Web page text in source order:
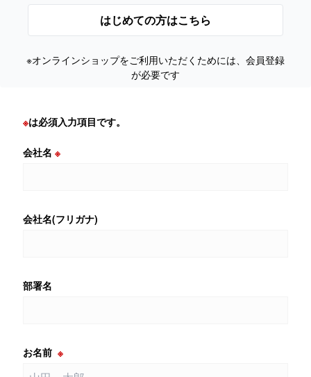
はじめての方はこちら
※オンラインショップをご利用いただくためには、会員登録
が必要です
※は必須入力項目です。
会社名※
会社名(フリガナ)
部署名
お名前※